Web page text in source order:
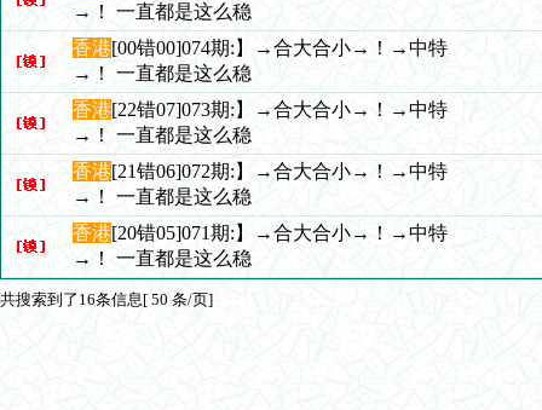
→！ 一直都是这么稳
香港[00错00]074期:】→合大合小→！→中特
→！ 一直都是这么稳
香港[22错07]073期:】→合大合小→！→中特
→！ 一直都是这么稳
香港[21错06]072期:】→合大合小→！→中特
→！ 一直都是这么稳
香港[20错05]071期:】→合大合小→！→中特
→！ 一直都是这么稳
共搜索到了16条信息[ 50 条/页]